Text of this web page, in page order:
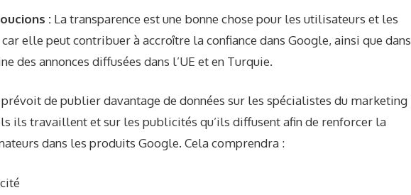
: La transparence est une bonne chose pour les utilisateurs et les
elle peut contribuer à accroître la confiance dans Google, ainsi que dans
des annonces diffusées dans l’UE et en Turquie.
de publier davantage de données sur les spécialistes du marketing
ils travaillent et sur les publicités qu’ils diffusent afin de renforcer la
dans les produits Google. Cela comprendra :